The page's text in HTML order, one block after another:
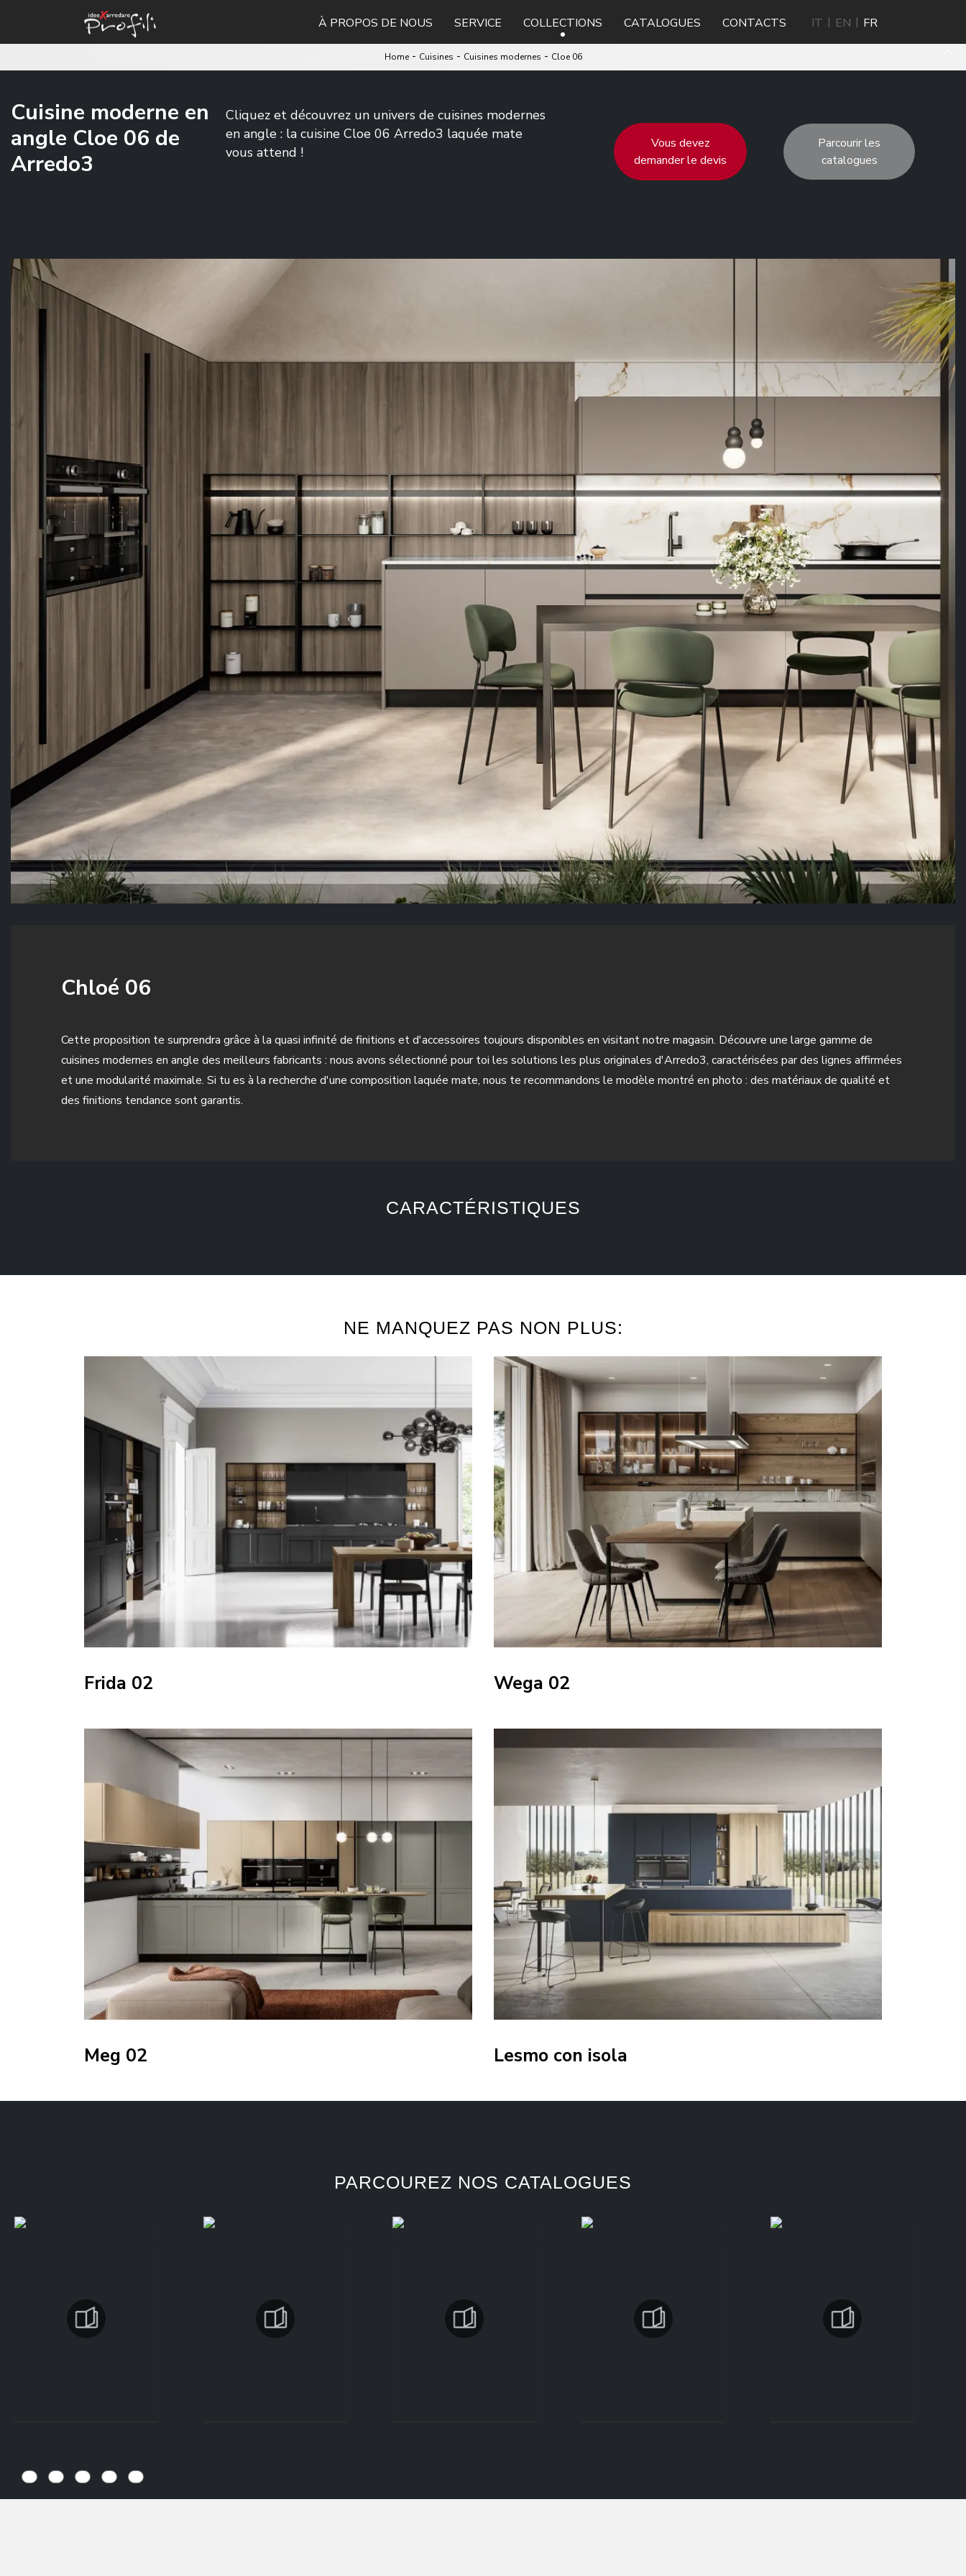
À PROPOS DE NOUS SERVICE COLLECTIONS CATALOGUES CONTACTS IT EN FR
Home- Cuisines - Cuisines modernes - Cloe 06
Cuisine moderne en
angle Cloe 06 de
Arredo3
Cliquez et découvrez un univers de cuisines modernes
en angle : la cuisine Cloe 06 Arredo3 laquée mate
vous attend !
Vous devez
demander le devis
Parcourir les
catalogues
Chloé 06
Cette proposition te surprendra grâce à la quasi infinité de finitions et d'accessoires toujours disponibles en visitant notre magasin. Découvre une large gamme de
cuisines modernes en angle des meilleurs fabricants : nous avons sélectionné pour toi les solutions les plus originales d'Arredo3, caractérisées par des lignes affirmées
et une modularité maximale. Si tu es à la recherche d'une composition laquée mate, nous te recommandons le modèle montré en photo : des matériaux de qualité et
des finitions tendance sont garantis.
CARACTÉRISTIQUES
NE MANQUEZ PAS NON PLUS:
Frida 02 Wega 02
Meg 02 Lesmo con isola
PARCOUREZ NOS CATALOGUES